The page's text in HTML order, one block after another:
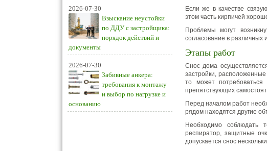
2026-07-30
Взыскание неустойки
по ДДУ с застройщика:
порядок действий и
документы
2026-07-30
Забивные анкера:
требования к монтажу
и выбор по нагрузке и
основанию
Если же в качестве
этом часть кирпичей
Проблемы могут
согласование в
Этапы работ
Снос дома
застройки,
то может
препятствующих
Перед началом работ
рядом находятся другие
Необходимо соблюдать
респиратор, защитные
допускается снос